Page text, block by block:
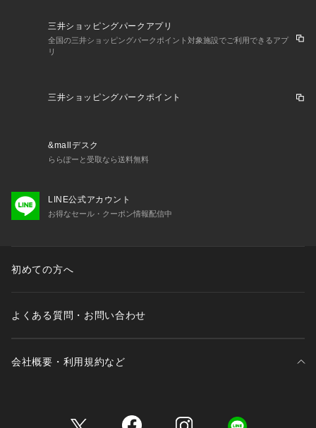
三井ショッピングパークアプリ
全国の三井ショッピングパークポイント対象施設でご利用できるアプ
リ
三井ショッピングパークポイント
&mallデスク
ららぽーと受取なら送料無料
LINE公式アカウント
お得なセール・クーポン情報配信中
初めての方へ
よくある質問・お問い合わせ
会社概要・利用規約など